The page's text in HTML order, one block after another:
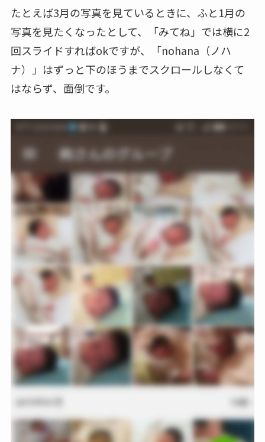
たとえば3月の写真を見ているときに、ふと1月の
写真を見たくなったとして、「みてね」では横に2
回スライドすればokですが、「nohana（ノハ
ナ）」はずっと下のほうまでスクロールしなくて
はならず、面倒です。